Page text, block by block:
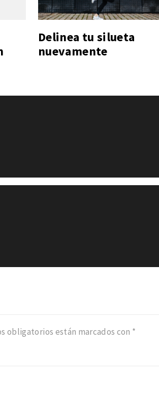
Delinea tu silueta
nuevamente
obligatorios están marcados con *